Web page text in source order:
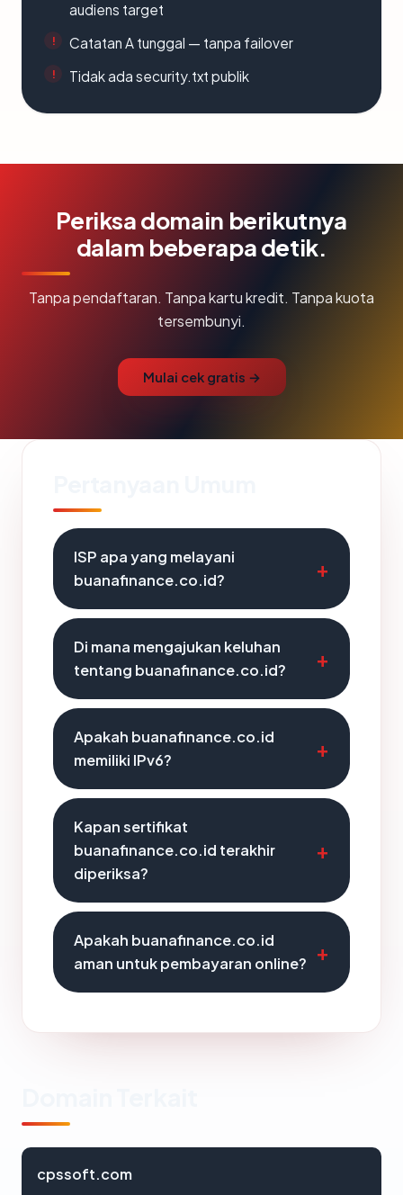
audiens target
Catatan A tunggal — tanpa failover
Tidak ada security.txt publik
Periksa domain berikutnya
dalam beberapa detik.
Tanpa pendaftaran. Tanpa kartu kredit. Tanpa kuota
tersembunyi.
Mulai cek gratis →
ISP apa yang melayani
buanafinance.co.id?
Di mana mengajukan keluhan
tentang buanafinance.co.id?
Apakah buanafinance.co.id
memiliki IPv6?
Kapan sertifikat
buanafinance.co.id terakhir
diperiksa?
Apakah buanafinance.co.id
aman untuk pembayaran online?
cpssoft.com